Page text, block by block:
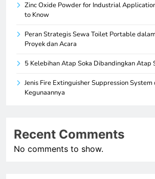
Zinc Oxide Powder for Industrial
to Know
Peran Strategis Sewa Toilet Portable
Proyek dan Acara
5 Kelebihan Atap Soka Dibandingkan Atap
Jenis Fire Extinguisher Suppression
Kegunaannya
Recent Comments
No comments to show.